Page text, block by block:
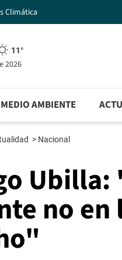
Climática
11°
2026
MEDIO AMBIENTE
> Nacional
Ubilla:
no en